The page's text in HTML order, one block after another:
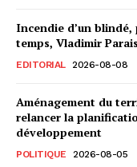
Incendie d’un
temps, Vladimir
EDITORIAL 2026-08-08
Aménagement du
relancer la
développement
POLITIQUE 2026-08-05